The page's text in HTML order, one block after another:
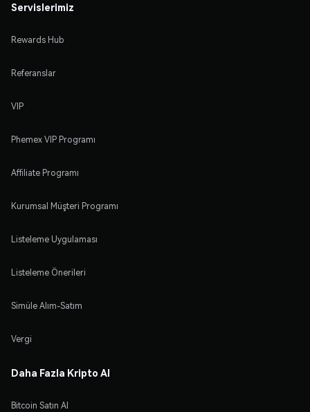
Servislerimiz
Rewards Hub
Referanslar
VIP
Phemex VIP Programı
Affiliate Programı
Kurumsal Müşteri Programı
Listeleme Uygulaması
Listeleme Önerileri
Simüle Alım-Satım
Vergi
Daha Fazla Kripto Al
Bitcoin Satın Al